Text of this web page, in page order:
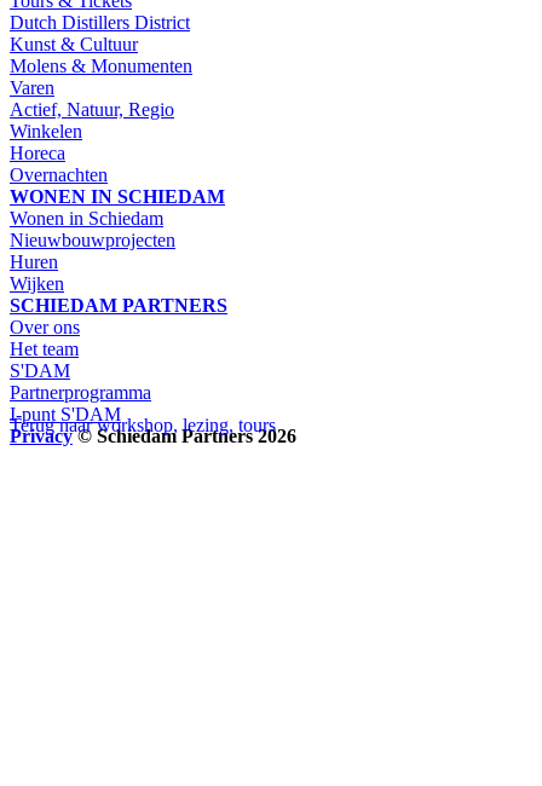
Terug naar workshop, lezing, tours
Dutch Distillers District
Kunst & Cultuur
Molens & Monumenten
Varen
Actief, Natuur, Regio
Winkelen
Horeca
Overnachten
WONEN IN SCHIEDAM
Wonen in Schiedam
Nieuwbouwprojecten
Huren
Wijken
SCHIEDAM PARTNERS
Over ons
Het team
S'DAM
Partnerprogramma
I-punt S'DAM
Privacy © Schiedam Partners 2026